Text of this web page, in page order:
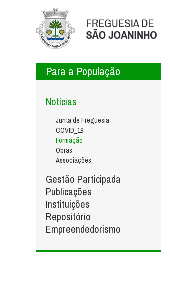
Para a População
Notícias
Junta de Freguesia
COVID_19
Formação
Obras
Associações
Gestão Participada
Publicações
Instituições
Repositório
Empreendedorismo